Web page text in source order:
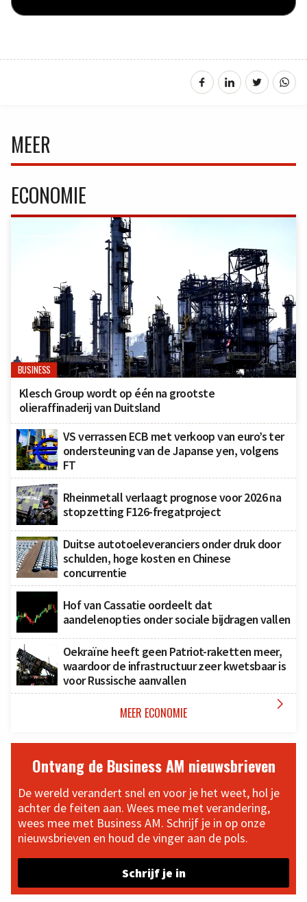
MEER
ECONOMIE
BUSINESS
Klesch Group wordt op één na grootste
olieraffinaderij van Duitsland
VS verrassen ECB met verkoop van euro’s ter
ondersteuning van de Japanse yen, volgens
FT
Rheinmetall verlaagt prognose voor 2026 na
stopzetting F126-fregatproject
Duitse autotoeleveranciers onder druk door
schulden, hoge kosten en Chinese
concurrentie
Hof van Cassatie oordeelt dat
aandelenopties onder sociale bijdragen vallen
Oekraïne heeft geen Patriot-raketten meer,
waardoor de infrastructuur zeer kwetsbaar is
voor Russische aanvallen
MEER ECONOMIE 
Ontvang de Business AM nieuwsbrieven
De wereld verandert snel en voor je het weet, hol je
achter de feiten aan. Wees mee met verandering,
wees mee met Business AM. Schrijf je in op onze
nieuwsbrieven en houd de vinger aan de pols.
Schrijf je in